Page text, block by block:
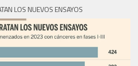
LOS NUEVOS ENSAYOS